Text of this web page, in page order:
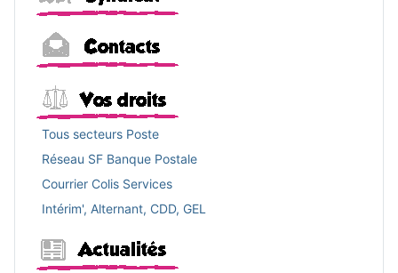
Tous secteurs Poste
Réseau SF Banque Postale
Courrier Colis Services
Intérim', Alternant, CDD, GEL